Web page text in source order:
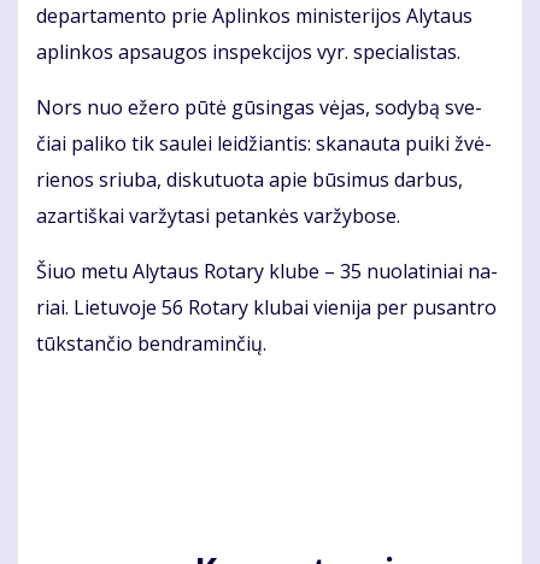
de­par­ta­men­to prie Ap­lin­kos mi­nis­te­ri­jos Aly­taus
ap­lin­kos ap­sau­gos ins­pek­ci­jos vyr. spe­cia­lis­tas.
Nors nuo eže­ro pū­tė gū­sin­gas vė­jas, so­dy­bą sve­
čiai pa­li­ko tik sau­lei lei­džian­tis: ska­nau­ta pui­ki žvė­
rie­nos sriu­ba, dis­ku­tuo­ta apie bū­si­mus dar­bus,
azar­tiš­kai var­žy­ta­si pe­tan­kės var­žy­bo­se.
Šiuo me­tu Aly­taus Ro­ta­ry klu­be – 35 nuo­la­ti­niai na­
riai. Lie­tu­vo­je 56 Ro­ta­ry klu­bai vie­ni­ja per pus­an­tro
tūks­tan­čio ben­dra­min­čių.